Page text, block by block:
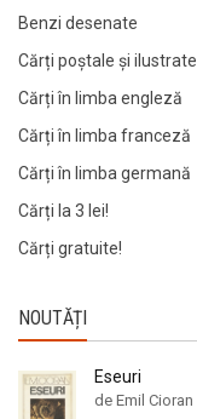
Benzi desenate
Cărți poștale și ilustrate
Cărți în limba engleză
Cărți în limba franceză
Cărți în limba germană
Cărți la 3 lei!
Cărți gratuite!
NOUTĂȚI
Eseuri
de Emil Cioran